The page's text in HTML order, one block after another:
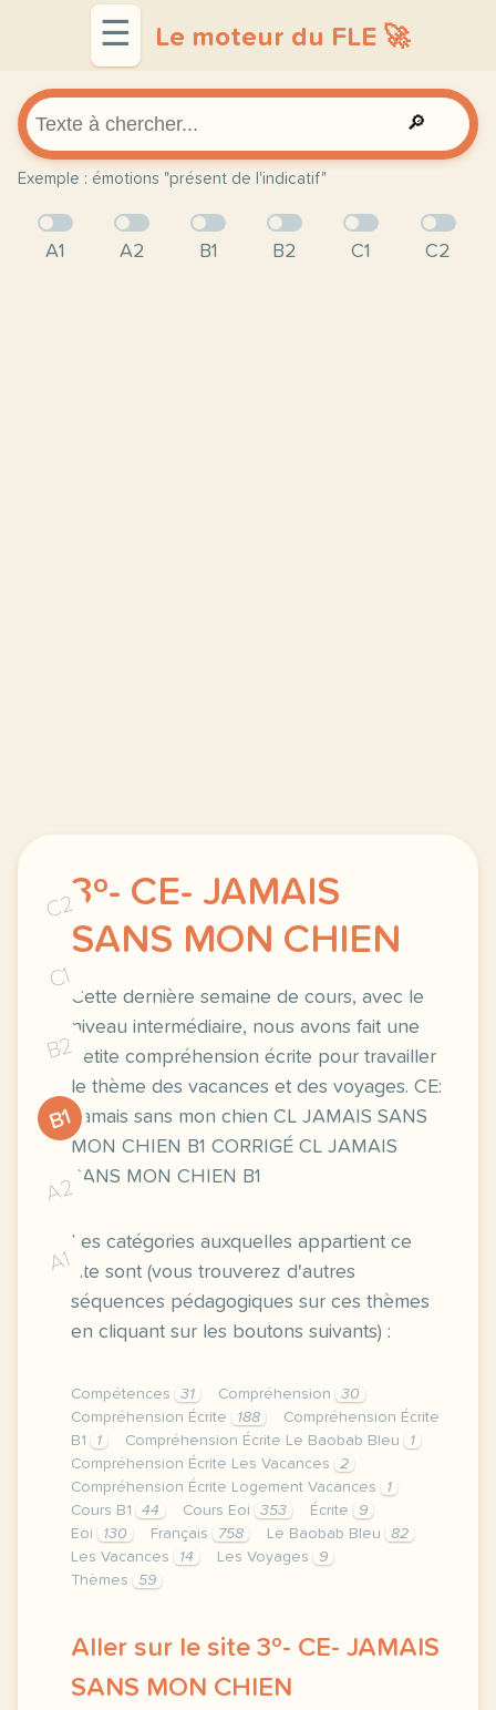
☰ Le moteur du FLE 🚀
🔎
Exemple : émotions "présent de l'indicatif"
A1 A2 B1 B2 C1 C2
C2
C1
B2
B1
A2
A1
3º- CE- JAMAIS
SANS MON CHIEN
Cette dernière semaine de cours, avec le
niveau intermédiaire, nous avons fait une
petite compréhension écrite pour travailler
le thème des vacances et des voyages. CE:
Jamais sans mon chien CL JAMAIS SANS
MON CHIEN B1 CORRIGÉ CL JAMAIS
SANS MON CHIEN B1
Les catégories auxquelles appartient ce
site sont (vous trouverez d'autres
séquences pédagogiques sur ces thèmes
en cliquant sur les boutons suivants) :
Compétences 31 Compréhension
30
Compréhension Écrite
188
Compréhension Écrite
B1
1 Compréhension Écrite Le Baobab Bleu
1
Compréhension Écrite Les Vacances
2
Compréhension Écrite Logement Vacances
1
Cours B1
44 Cours Eoi 353 Écrite
9
Eoi
130 Français 758 Le Baobab Bleu
82
Les Vacances
14 Les Voyages
9
Thèmes
59
Aller sur le site 3º- CE- JAMAIS
SANS MON CHIEN